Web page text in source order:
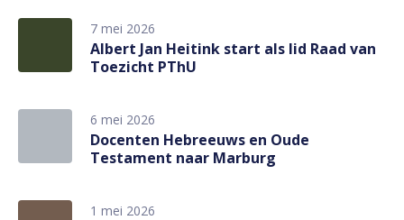
7 mei 2026
Albert Jan Heitink start als lid Raad van
Toezicht PThU
6 mei 2026
Docenten Hebreeuws en Oude
Testament naar Marburg
1 mei 2026